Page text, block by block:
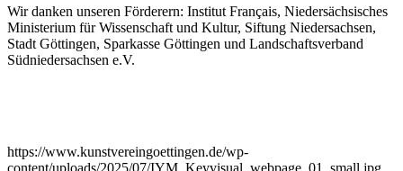
Wir danken unseren Förderern: Institut Français, Niedersächsisches
Ministerium für Wissenschaft und Kultur, Siftung Niedersachsen,
Stadt Göttingen, Sparkasse Göttingen und Landschaftsverband
Südniedersachsen e.V.
https://www.kunstvereingoettingen.de/wp-
content/uploads/2025/07/IYM_Keyvisual_webpage_01_small.jpg